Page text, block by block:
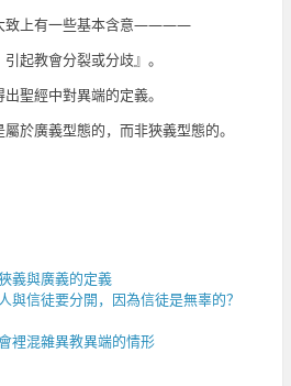
致上有一些基本含意————
起教會分裂或分歧』。
聖經中對異端的定義。
於廣義型態的，而非狹義型態的。
義與廣義的定義
與信徒要分開，因為信徒是無辜的？
裡混雜異教異端的情形